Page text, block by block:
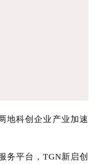
地科创企业产业加速
务平台，TGN新启创